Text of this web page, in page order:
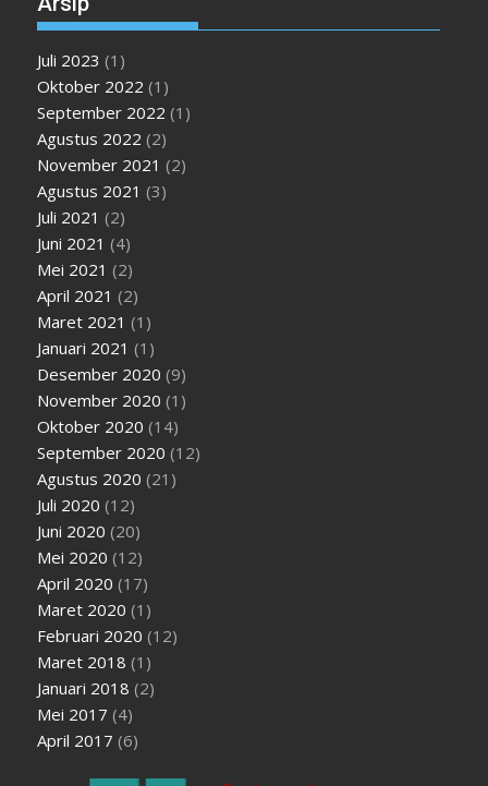
Juli 2023 (1)
Oktober 2022 (1)
September 2022 (1)
Agustus 2022 (2)
November 2021 (2)
Agustus 2021 (3)
Juli 2021 (2)
Juni 2021 (4)
Mei 2021 (2)
April 2021 (2)
Maret 2021 (1)
Januari 2021 (1)
Desember 2020 (9)
November 2020 (1)
Oktober 2020 (14)
September 2020 (12)
Agustus 2020 (21)
Juli 2020 (12)
Juni 2020 (20)
Mei 2020 (12)
April 2020 (17)
Maret 2020 (1)
Februari 2020 (12)
Maret 2018 (1)
Januari 2018 (2)
Mei 2017 (4)
April 2017 (6)